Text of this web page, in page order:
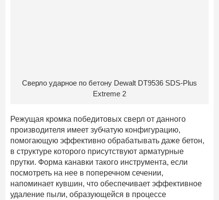
Сверло ударное по бетону Dewalt DT9536 SDS-Plus
Extreme 2
Режущая кромка победитовых сверл от данного
производителя имеет зубчатую конфигурацию,
помогающую эффективно обрабатывать даже бетон,
в структуре которого присутствуют арматурные
прутки. Форма канавки такого инструмента, если
посмотреть на нее в поперечном сечении,
напоминает кувшин, что обеспечивает эффективное
удаление пыли, образующейся в процессе